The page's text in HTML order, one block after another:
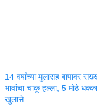
14 वर्षांच्या मुलासह बापावर
भावांचा चाकू हल्ला; 5 मोठे
खुलासे